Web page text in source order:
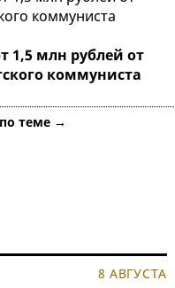
1,5 млн рублей от
коммуниста
теме →
8 АВГУСТА